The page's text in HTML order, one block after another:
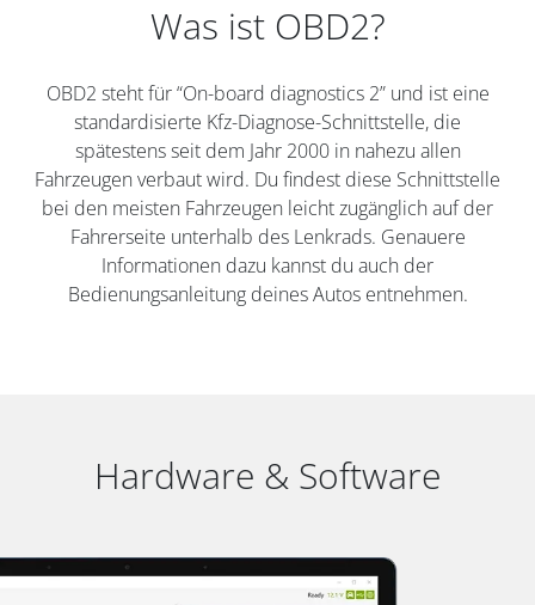
Was ist OBD2?
OBD2 steht für “On-board diagnostics 2” und ist eine
standardisierte Kfz-Diagnose-Schnittstelle, die
spätestens seit dem Jahr 2000 in nahezu allen
Fahrzeugen verbaut wird. Du findest diese Schnittstelle
bei den meisten Fahrzeugen leicht zugänglich auf der
Fahrerseite unterhalb des Lenkrads. Genauere
Informationen dazu kannst du auch der
Bedienungsanleitung deines Autos entnehmen.
Hardware & Software